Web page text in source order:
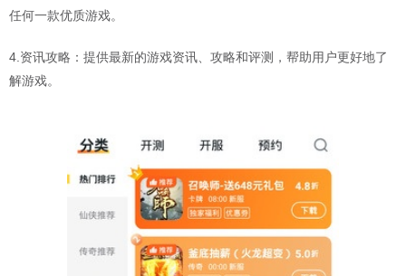
任何一款优质游戏。
4.资讯攻略：提供最新的游戏资讯、攻略和评测，帮助用户更好地了
解游戏。